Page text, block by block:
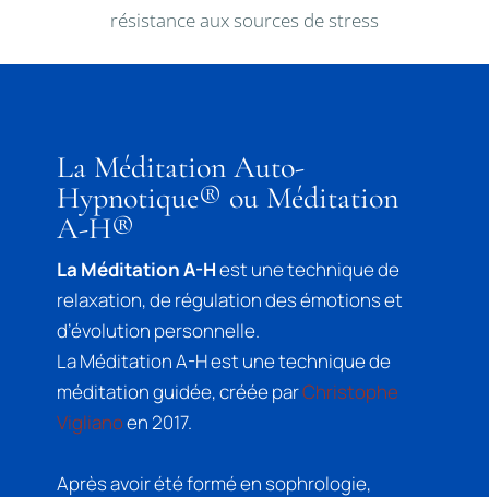
résistance aux sources de stress
La Méditation Auto-
Hypnotique® ou Méditation
A-H®
La Méditation A-Hest une technique de
relaxation, de régulation des émotions et
d’évolution personnelle.
La Méditation A-H est une technique de
méditation guidée, créée parChristophe
Viglianoen 2017.
Après avoir été formé en sophrologie,